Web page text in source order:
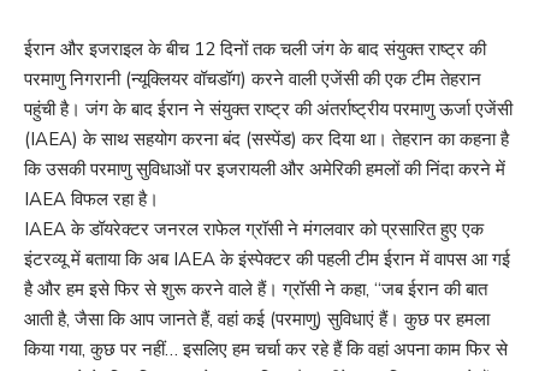
ईरान और इजराइल के बीच 12 दिनों तक चली जंग के बाद संयुक्त राष्ट्र की
परमाणु निगरानी (न्यूक्लियर वॉचडॉग) करने वाली एजेंसी की एक टीम तेहरान
पहुंची है। जंग के बाद ईरान ने संयुक्त राष्ट्र की अंतर्राष्ट्रीय परमाणु ऊर्जा एजेंसी
(IAEA) के साथ सहयोग करना बंद (सस्पेंड) कर दिया था। तेहरान का कहना है
कि उसकी परमाणु सुविधाओं पर इजरायली और अमेरिकी हमलों की निंदा करने में
IAEA विफल रहा है।
IAEA के डॉयरेक्टर जनरल राफेल ग्रॉसी ने मंगलवार को प्रसारित हुए एक
इंटरव्यू में बताया कि अब IAEA के इंस्पेक्टर की पहली टीम ईरान में वापस आ गई
है और हम इसे फिर से शुरू करने वाले हैं। ग्रॉसी ने कहा, “जब ईरान की बात
आती है, जैसा कि आप जानते हैं, वहां कई (परमाणु) सुविधाएं हैं। कुछ पर हमला
किया गया, कुछ पर नहीं… इसलिए हम चर्चा कर रहे हैं कि वहां अपना काम फिर से